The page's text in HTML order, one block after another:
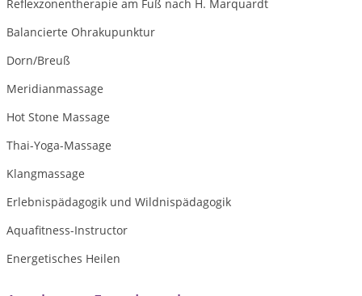
Reflexzonentherapie am Fuß nach H. Marquardt
Balancierte Ohrakupunktur
Dorn/Breuß
Meridianmassage
Hot Stone Massage
Thai-Yoga-Massage
Klangmassage
Erlebnispädagogik und Wildnispädagogik
Aquafitness-Instructor
Energetisches Heilen